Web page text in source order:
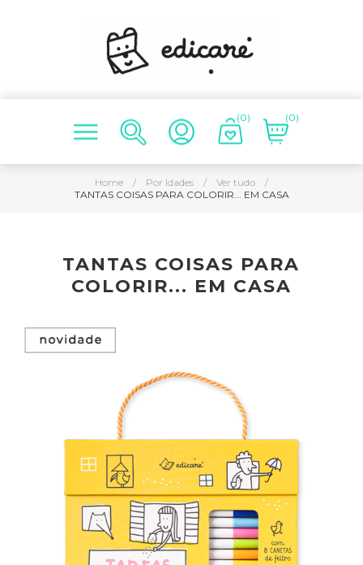
(0) (0)
Home / Por Idades / Ver tudo
/
TANTAS COISAS PARA COLORIR... EM CASA
TANTAS COISAS PARA
COLORIR... EM CASA